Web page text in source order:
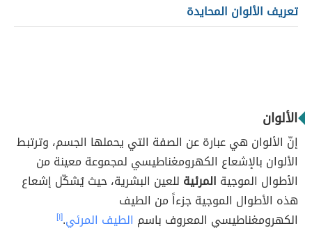
تعريف الألوان المحايدة
الألوان
إنّ الألوان هي عبارة عن الصفة التي يحملها الجسم، وترتبط
الألوان بالإشعاع الكهرومغناطيسي لمجموعة معينة من
الأطوال الموجية المرئية للعين البشرية، حيث يُشكّل إشعاع
هذه الأطوال الموجية جزءاً من الطيف
الكهرومغناطيسي المعروف باسم الطيف المرئي.[١]